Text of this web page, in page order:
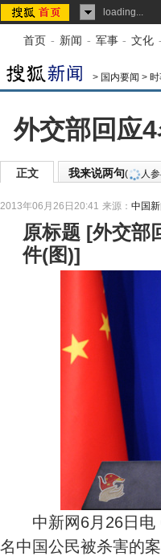
loading...
首页 - 新闻 - 军事 - 文化 -
> 国内要闻 >
外交部回应
正文 我来说两句( 人
2013年06月26日20:41 来源： 中国
原标题 [外交部
件(图)]
中新网6月26日电 6
名中国公民被杀害的